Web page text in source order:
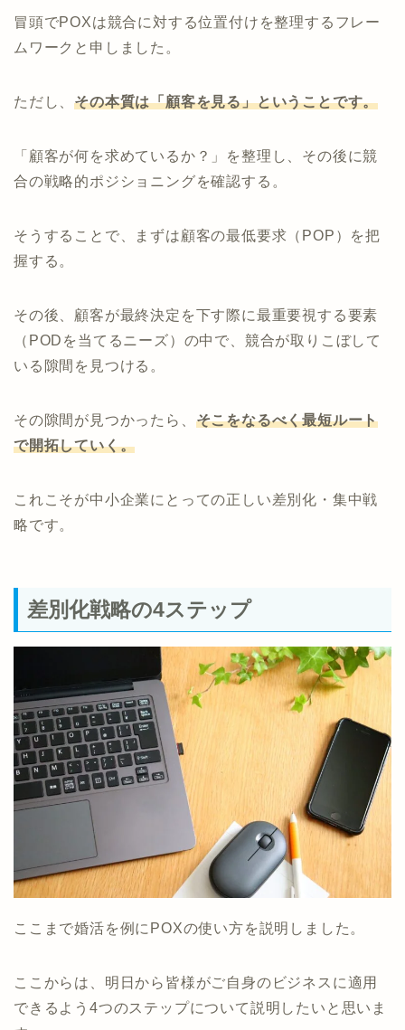
冒頭でPOXは競合に対する位置付けを整理するフレー
ムワークと申しました。
ただし、その本質は「顧客を見る」ということです。
「顧客が何を求めているか？」を整理し、その後に競
合の戦略的ポジショニングを確認する。
そうすることで、まずは顧客の最低要求（POP）を把
握する。
その後、顧客が最終決定を下す際に最重要視する要素
（PODを当てるニーズ）の中で、競合が取りこぼして
いる隙間を見つける。
その隙間が見つかったら、 そこをなるべく最短ルート
で開拓していく。
これこそが中小企業にとっての正しい差別化・集中戦
略です。
差別化戦略の4ステップ
ここまで婚活を例にPOXの使い方を説明しました。
ここからは、明日から皆様がご自身のビジネスに適用
できるよう4つのステップについて説明したいと思いま